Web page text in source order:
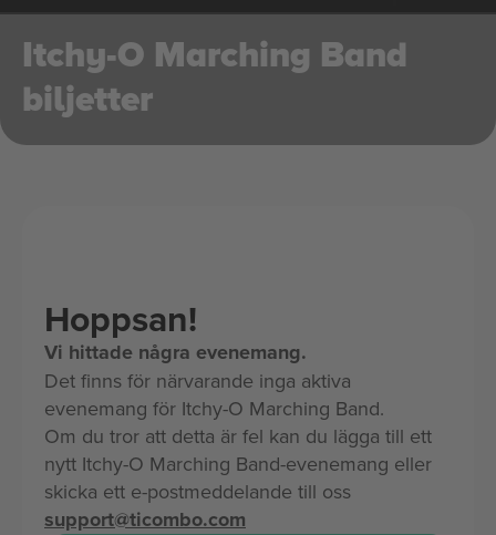
Itchy-O Marching Band
biljetter
Hoppsan!
Vi hittade några evenemang.
Det finns för närvarande inga aktiva
evenemang för Itchy-O Marching Band.
Om du tror att detta är fel kan du lägga till ett
nytt Itchy-O Marching Band-evenemang eller
skicka ett e-postmeddelande till oss
support@ticombo.com